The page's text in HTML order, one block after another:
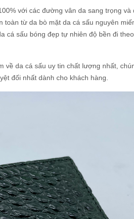
với các đường vân da sang trọng và
từ da bò mặt da cá sấu nguyên
cá sấu bóng đẹp tự nhiên độ bền đi
về da cá sấu uy tin chất lượng nhất,
đối nhất dành cho khách hàng.